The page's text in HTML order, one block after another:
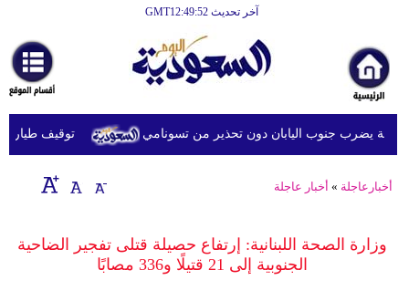
آخر تحديث GMT12:49:52
أخبارعاجلة
رياضة
ثقافة
إقتصاد
وموسيقى
توقيف طيار
أخبارعاجلة » أخبار عاجلة
وزارة الصحة اللبنانية: إرتفاع حصيلة قتلى تفجير الضاحية
الجنوبية إلى 21 قتيلًا و336 مصابًا